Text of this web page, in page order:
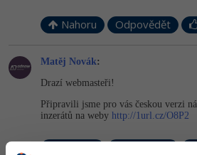
Nahoru Odpovědět
Matěj Novák:
Drazí webmasteři!
Připravili jsme pro vás českou verzi
inzerátů na weby http://1url.cz/O8P2